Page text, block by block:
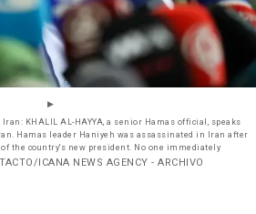
KHALIL AL-HAYYA, a senior Hamas official, speaks
Hamas leader Haniyeh was assassinated in Iran after
the country's new president. No one immediately
ICANA NEWS AGENCY - ARCHIVO